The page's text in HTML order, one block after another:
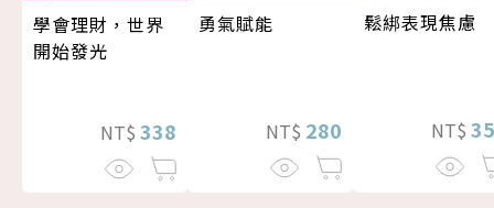
學會理財，世界
開始發光
NT$ 338
勇氣賦能
NT$ 280
鬆綁表現焦慮
NT$